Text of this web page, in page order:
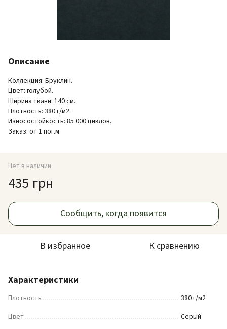
Описание
Коллекция: Бруклин.
Цвет: голубой.
Ширина ткани: 140 см.
Плотность: 380 г/м2.
Износостойкость: 85 000 циклов.
Заказ: от 1 пог.м.
Нет в наличии
435 грн
Сообщить, когда появится
В избранное К сравнению
Характеристики
Плотность
380 г/м2
Цвет
Серый